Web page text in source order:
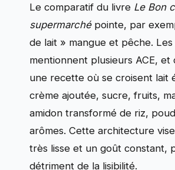
Le comparatif du livre Le Bon
supermarchépointe, par
de lait » mangue et pêche.
mentionnent plusieurs ACE, et
une recette où se croisent lait
crème ajoutée, sucre, fruits,
amidon transformé de riz,
arômes. Cette architecture
très lisse et un goût constant,
détriment de la lisibilité.